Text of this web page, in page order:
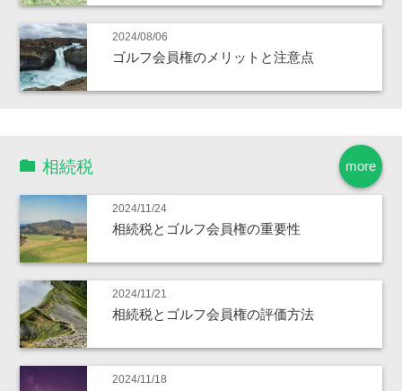
2024/08/06
ゴルフ会員権のメリットと注意点
more
相続税
2024/11/24
相続税とゴルフ会員権の重要性
2024/11/21
相続税とゴルフ会員権の評価方法
2024/11/18